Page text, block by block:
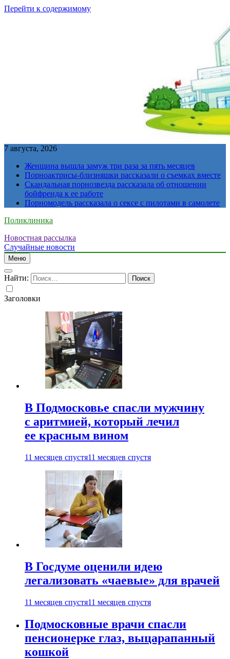
Перейти к содержимому
7 августа, 2026
Женщина вышла замуж три раза за пять месяцев
Порноактрисы-близняшки рассказали о съемках вместе
Скандальная порнозвезда рассказала об отношении
бойфренда к ее работе
Порномодель рассказала о сексе с пилотами в самолете
Поликлиника
Новостная рассылка
Случайные новости
Меню
Найти:
Заголовки
В Подмосковье спасли мужчину
с аритмией, который лечил
ее красным вином
11 месяцев спустя11 месяцев спустя
В Госдуме оценили идею
легализовать «чаевые» для врачей
11 месяцев спустя11 месяцев спустя
Подмосковные врачи спасли
пенсионерке глаз, выцарапанный
кошкой